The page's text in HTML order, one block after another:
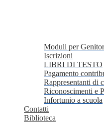
Moduli per
Iscrizioni
LIBRI DI TESTO
Pagamento
Rappresentanti di
Riconoscimenti e
Infortunio a scuola
Contatti
Biblioteca